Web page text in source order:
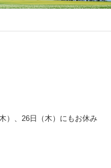
）、26日（木）にもお休み